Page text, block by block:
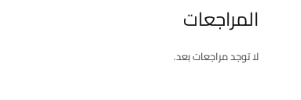
المراجعات
لا توجد مراجعات بعد.